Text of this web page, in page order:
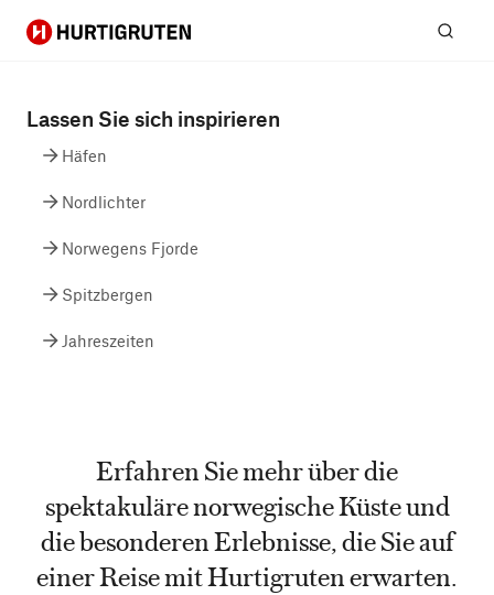
Hurtigruten
Lassen Sie sich inspirieren
Häfen
Nordlichter
Norwegens Fjorde
Spitzbergen
Jahreszeiten
Erfahren Sie mehr über die
spektakuläre norwegische Küste und
die besonderen Erlebnisse, die Sie auf
einer Reise mit Hurtigruten erwarten.